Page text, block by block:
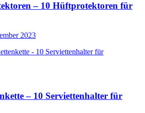
– 10 Hüftprotektoren für
2023
– 10 Serviettenhalter für